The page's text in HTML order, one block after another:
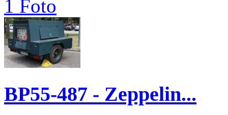
1 Foto
BP55-487 - Zeppelin...